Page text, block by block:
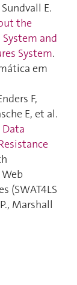
E.
the
and
System.
em
F,
E, et al.
(SWAT4LS
Marshall